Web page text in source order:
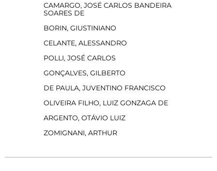
CAMARGO, JOSÉ CARLOS BANDEIRA
SOARES DE
BORIN, GIUSTINIANO
CELANTE, ALESSANDRO
POLLI, JOSÉ CARLOS
GONÇALVES, GILBERTO
DE PAULA, JUVENTINO FRANCISCO
OLIVEIRA FILHO, LUIZ GONZAGA DE
ARGENTO, OTÁVIO LUIZ
ZOMIGNANI, ARTHUR